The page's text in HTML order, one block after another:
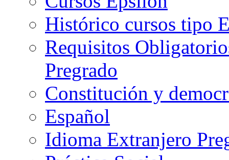
Histórico cursos tipo
Requisitos
Pregrado
Constitución y
Español
Idioma Extranjero